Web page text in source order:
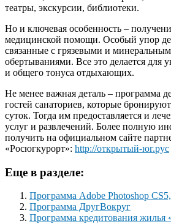
театры, экскурсии, библиотеки.
Но и ключевая особенность –
медицинской помощи. Особый упор
связанные с грязевыми и
обертываниями. Все это делается для
и общего тонуса отдыхающих.
Не менее важная деталь – программа
гостей санаториев, которые
суток. Тогда им предоставляется и
услуг и развлечений. Более полную
получить на официальном сайте
«Росюгкурорт»: http://открытый-юг.рус
Еще в разделе:
Программа Adobe Photoshop CS5,
Программа ДругВокруг
Программа кредитования жилья